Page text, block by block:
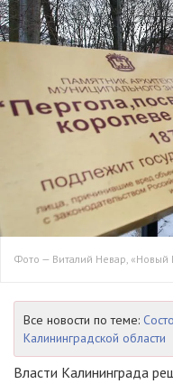
Фото — Виталий Невар, «Новый
Все новости по теме:
Калининградской области
Власти Калининграда